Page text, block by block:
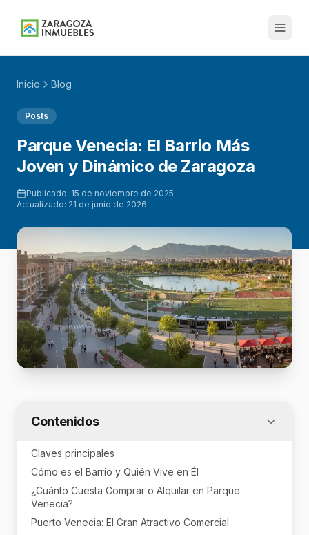
Inicio Blog
Posts
Parque Venecia: El Barrio Más
Joven y Dinámico de Zaragoza
Publicado: 15 de noviembre de 2025·
Actualizado: 21 de junio de 2026
Contenidos
Claves principales
Cómo es el Barrio y Quién Vive en Él
¿Cuánto Cuesta Comprar o Alquilar en Parque
Venecia?
Puerto Venecia: El Gran Atractivo Comercial